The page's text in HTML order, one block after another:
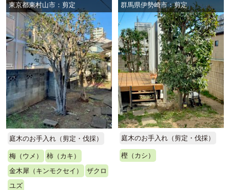
東京都東村山市：剪定
庭木のお手入れ（剪定・伐採）
梅（ウメ）
柿（カキ）
金木犀（キンモクセイ）
ザクロ
ユズ
群馬県伊勢崎市：剪定
庭木のお手入れ（剪定・伐採）
樫（カシ）